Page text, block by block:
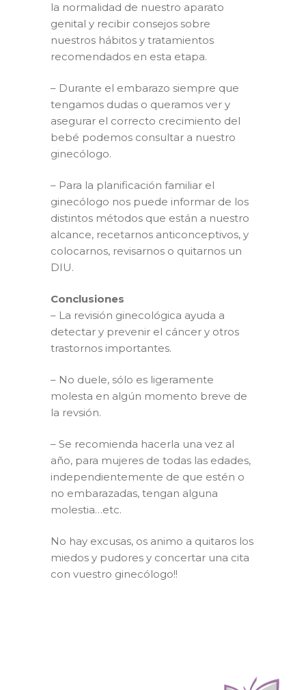
la normalidad de nuestro aparato
genital y recibir consejos sobre
nuestros hábitos y tratamientos
recomendados en esta etapa.
– Durante el embarazo siempre que
tengamos dudas o queramos ver y
asegurar el correcto crecimiento del
bebé podemos consultar a nuestro
ginecólogo.
– Para la planificación familiar el
ginecólogo nos puede informar de los
distintos métodos que están a nuestro
alcance, recetarnos anticonceptivos, y
colocarnos, revisarnos o quitarnos un
DIU.
Conclusiones
– La revisión ginecológica ayuda a
detectar y prevenir el cáncer y otros
trastornos importantes.
– No duele, sólo es ligeramente
molesta en algún momento breve de
la revsión.
– Se recomienda hacerla una vez al
año, para mujeres de todas las edades,
independientemente de que estén o
no embarazadas, tengan alguna
molestia…etc.
No hay excusas, os animo a quitaros los
miedos y pudores y concertar una cita
con vuestro ginecólogo!!